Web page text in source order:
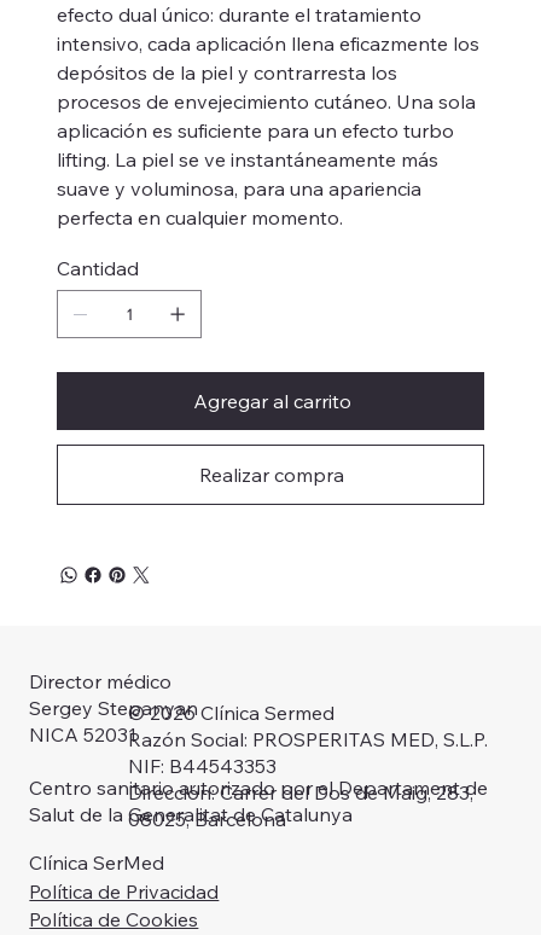
efecto dual único: durante el tratamiento
intensivo, cada aplicación llena eficazmente los
depósitos de la piel y contrarresta los
procesos de envejecimiento cutáneo. Una sola
aplicación es suficiente para un efecto turbo
lifting. La piel se ve instantáneamente más
suave y voluminosa, para una apariencia
perfecta en cualquier momento.
Cantidad
Agregar al carrito
Realizar compra
Director médico
Sergey Stepanyan
NICA 52031
Centro sanitario autorizado por el Departament de
Salut de la Generalitat de Catalunya
© 2026 Clínica Sermed
Razón Social: PROSPERITAS MED, S.L.P.
NIF: B44543353
Dirección: Carrer del Dos de Maig, 283,
08025, Barcelona
Clínica SerMed
Política de Privacidad
Política de Cookies